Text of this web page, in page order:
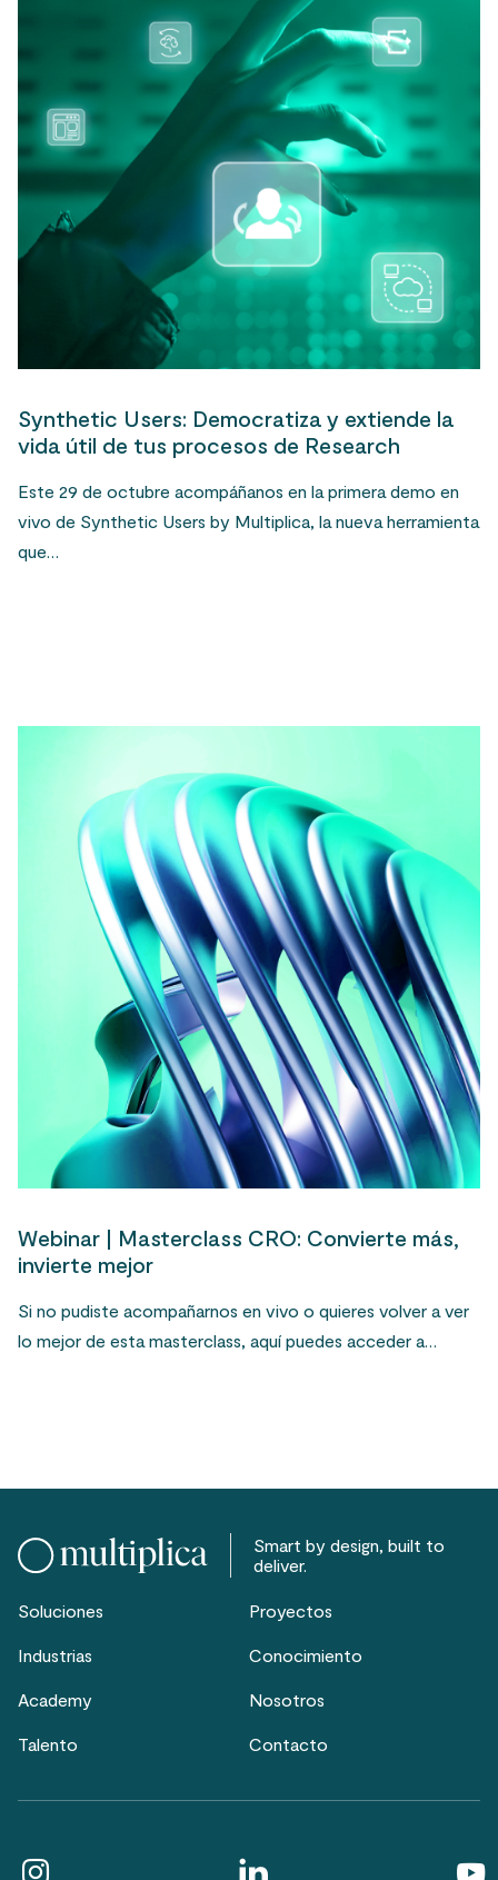
Synthetic Users: Democratiza y extiende la
vida útil de tus procesos de Research
Este 29 de octubre acompáñanos en la primera demo en
vivo de Synthetic Users by Multiplica, la nueva herramienta
que…
Webinar | Masterclass CRO: Convierte más,
invierte mejor
Si no pudiste acompañarnos en vivo o quieres volver a ver
lo mejor de esta masterclass, aquí puedes acceder a…
Smart by design, built to
deliver.
Soluciones Proyectos
Industrias Conocimiento
Academy Nosotros
Talento Contacto